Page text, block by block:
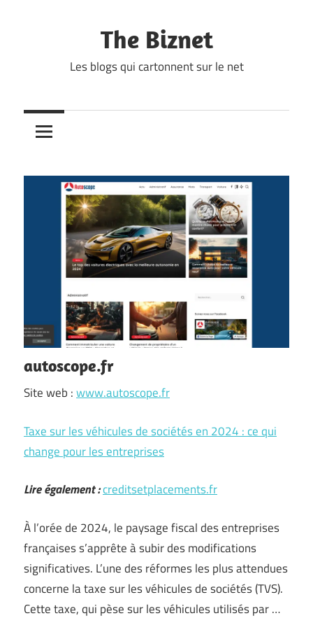
The Biznet
Les blogs qui cartonnent sur le net
autoscope.fr
Site web :www.autoscope.fr
Taxe sur les véhicules de sociétés en 2024 : ce qui
change pour les entreprises
Lire également :creditsetplacements.fr
À l’orée de 2024, le paysage fiscal des entreprises
françaises s’apprête à subir des modifications
significatives. L’une des réformes les plus attendues
concerne la taxe sur les véhicules de sociétés (TVS).
Cette taxe, qui pèse sur les véhicules utilisés par …